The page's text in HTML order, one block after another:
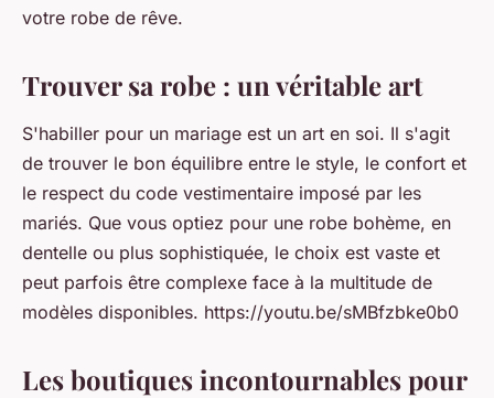
votre robe de rêve.
Trouver sa robe : un véritable art
S'habiller pour un mariage est un art en soi. Il s'agit
de trouver le bon équilibre entre le style, le confort et
le respect du code vestimentaire imposé par les
mariés. Que vous optiez pour une robe bohème, en
dentelle ou plus sophistiquée, le choix est vaste et
peut parfois être complexe face à la multitude de
modèles disponibles. https://youtu.be/sMBfzbke0b0
Les boutiques incontournables pour